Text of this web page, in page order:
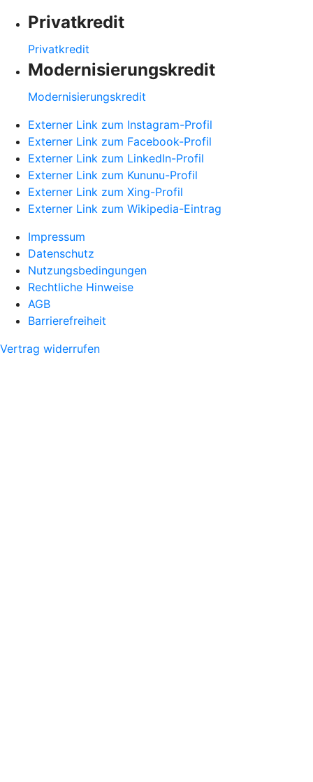
Privatkredit
Privatkredit
Modernisierungskredit
Modernisierungskredit
Externer Link zum Instagram-Profil
Externer Link zum Facebook-Profil
Externer Link zum LinkedIn-Profil
Externer Link zum Kununu-Profil
Externer Link zum Xing-Profil
Externer Link zum Wikipedia-Eintrag
Impressum
Datenschutz
Nutzungsbedingungen
Rechtliche Hinweise
AGB
Barrierefreiheit
Vertrag widerrufen